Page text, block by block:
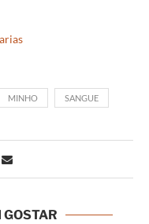
MINHO SANGUE